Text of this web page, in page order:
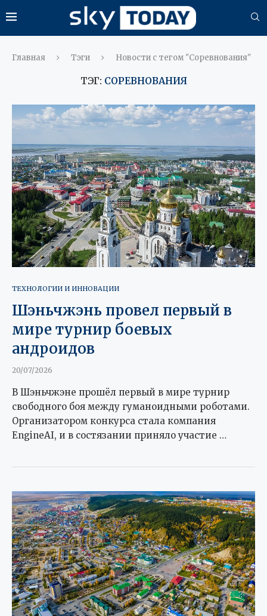
Главная Тэги Новости с тегом "Соревнования"
ТЭГ: СОРЕВНОВАНИЯ
ТЕХНОЛОГИИ И ИННОВАЦИИ
Шэньчжэнь провел первый в
мире турнир боевых
андроидов
20/07/2026
В Шэньчжэне прошёл первый в мире турнир
свободного боя между гуманоидными роботами.
Организатором конкурса стала компания
EngineAI, и в состязании приняло участие …